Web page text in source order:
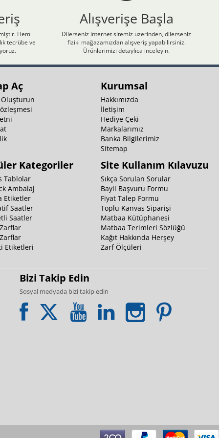
Hem
tecrübe ve
Alışverişe Başla
Dilerseniz internet sitemiz üzerinden, dilerseniz
fiziki mağazamızdan alışveriş yapabilirsiniz.
Ürünlerimizi detaylıca inceleyin.
Aç
Oluşturun
Kategoriler
Tablolar
Ambalaj
Etiketler
Saatler
Saatler
Etiketleri
Kurumsal
Hakkımızda
İletişim
Hediye Çeki
Markalarımız
Banka Bilgilerimiz
Sitemap
Site Kullanım Kılavuzu
Sıkça Sorulan Sorular
Bayii Başvuru Formu
Fiyat Talep Formu
Toplu Kanvas Siparişi
Matbaa Kütüphanesi
Matbaa Terimleri Sözlüğü
Kağıt Hakkında Herşey
Zarf Ölçüleri
Bizi Takip Edin
Sosyal medyada bizi takip edin